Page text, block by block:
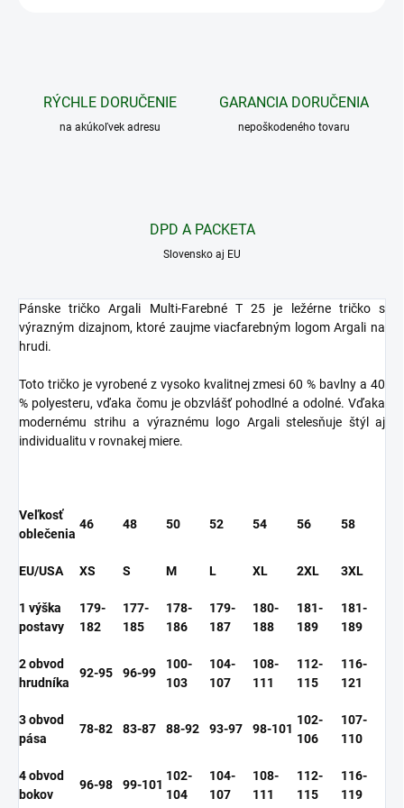
RÝCHLE DORUČENIE
na akúkoľvek adresu
GARANCIA DORUČENIA
nepoškodeného tovaru
DPD A PACKETA
Slovensko aj EU
Pánske tričko Argali Multi-Farebné T 25 je ležérne tričko s
výrazným dizajnom, ktoré zaujme viacfarebným logom Argali na
hrudi.
Toto tričko je vyrobené z vysoko kvalitnej zmesi 60 % bavlny a 40
% polyesteru, vďaka čomu je obzvlášť pohodlné a odolné. Vďaka
modernému strihu a výraznému logo Argali stelesňuje štýl aj
individualitu v rovnakej miere.
Veľkosť
oblečenia
46 48 50 52 54 56 58
EU/USA XS S M L XL 2XL 3XL
1 výška
postavy
179-
182
177-
185
178-
186
179-
187
180-
188
181-
189
181-
189
2 obvod
hrudníka
92-95 96-99
100-
103
104-
107
108-
111
112-
115
116-
121
3 obvod
pása
78-82 83-87 88-92 93-97 98-101
102-
106
107-
110
4 obvod
bokov
96-98 99-101
102-
104
104-
107
108-
111
112-
115
116-
119